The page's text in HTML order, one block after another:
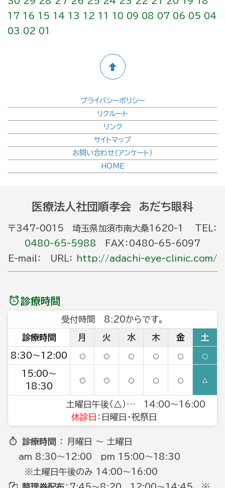
17 16 15 14 13 12 11 10 09 08 07 06 05 04
03 02 01
プライバシーポリシー
リクルート
リンク
サイトマップ
お問い合わせ（アンケート）
HOME
医療法人社団順孝会 あだち眼科
〒347-0015 埼玉県加須市南大桑1620-1 TEL：
0480-65-5988
FAX：0480-65-6097
E-mail： URL：
http://adachi-eye-clinic.com/
診療時間
受付時間 8:20からです。
診療時間 月 火 水 木 金 土
8:30～12:00 ○ ○ ○ ○ ○ ○
15:00～
18:30
○ ○ ○ ○ ○ △
土曜日午後（△）… 14:00～16:00
休診日 ：日曜日・祝祭日
診療時間
： 月曜日 ～ 土曜日
am 8:30～12:00 pm 15:00～18:30
※土曜日午後のみ 14:00～16:00